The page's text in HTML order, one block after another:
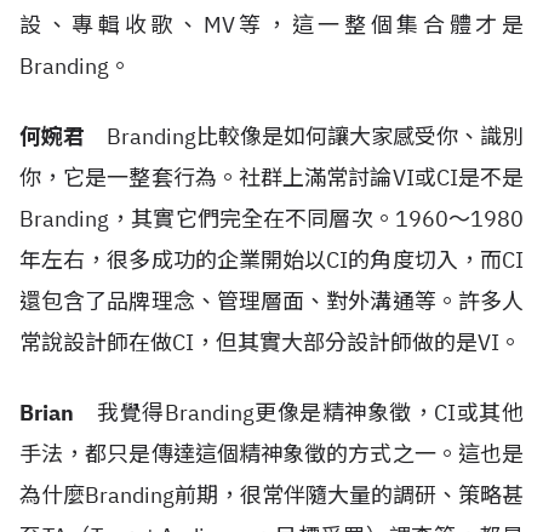
設、專輯收歌、 MV等，這一整個集合體才是
Branding 。
何婉君 Branding比較像是如何讓大家感受你、識別
你，它是一整套行為。社群上滿常討論VI或CI是不是
Branding ，其實它們完全在不同層次。 1960～1980
年左右，很多成功的企業開始以CI的角度切入，而CI
還包含了品牌理念、管理層面、對外溝通等。許多人
常說設計師在做CI ，但其實大部分設計師做的是VI 。
Brian 我覺得Branding更像是精神象徵， CI或其他
手法，都只是傳達這個精神象徵的方式之一。這也是
為什麼Branding前期，很常伴隨大量的調研、策略甚